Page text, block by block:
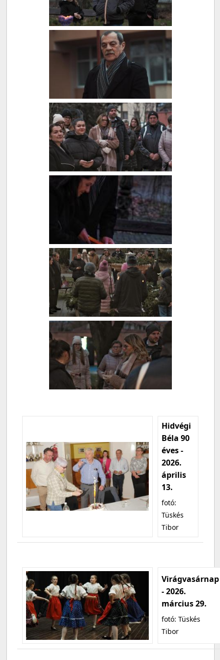
Hidvégi
Béla 90
éves -
2026.
április
13.
fotó:
Tüskés
Tibor
Virágvasárnap
- 2026.
március 29.
fotó: Tüskés
Tibor